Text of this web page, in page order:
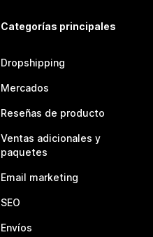
Categorías principales
Dropshipping
Mercados
Reseñas de producto
Ventas adicionales y
paquetes
Email marketing
SEO
Envíos